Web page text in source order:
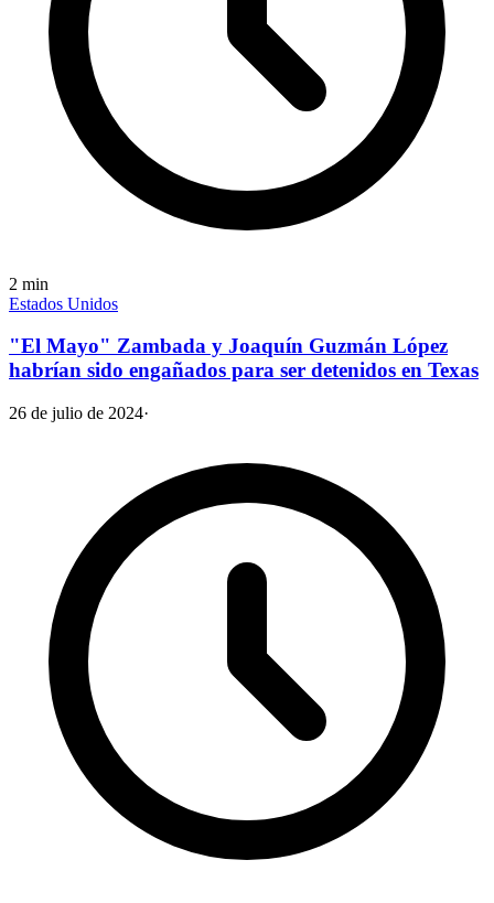
2 min
Estados Unidos
"El Mayo" Zambada y Joaquín Guzmán López
habrían sido engañados para ser detenidos en Texas
26 de julio de 2024·